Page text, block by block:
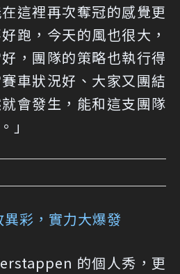
這裡再次奪冠的感覺更
跑，今天的風也很大，
，團隊的策略也執行得
車狀況好、大家又團結
會發生，能和這支團隊
」
彩，實力大爆發
的個人秀，更